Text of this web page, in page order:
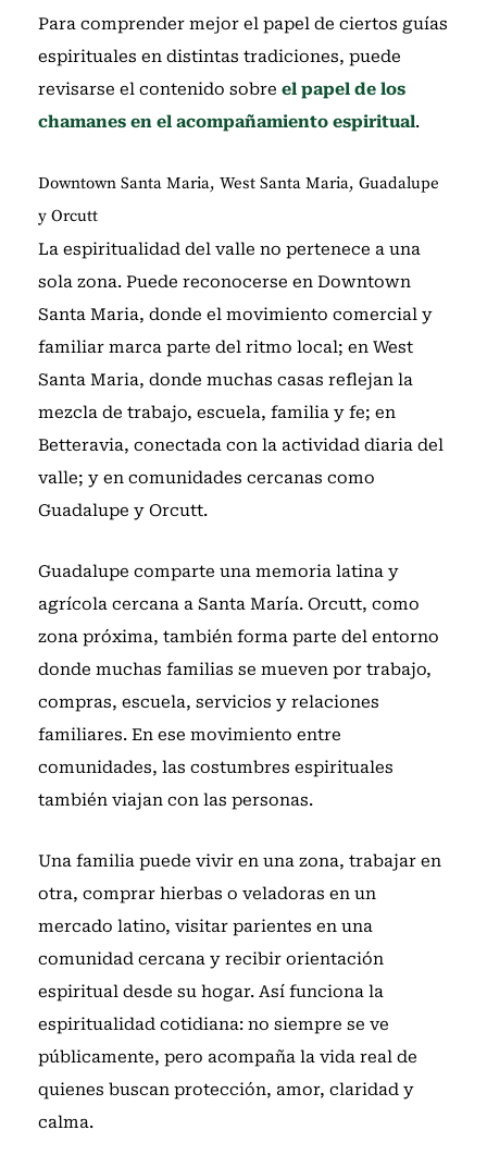
Para comprender mejor el papel de ciertos guías
espirituales en distintas tradiciones, puede
revisarse el contenido sobre el papel de los
chamanes en el acompañamiento espiritual.
Downtown Santa Maria, West Santa Maria, Guadalupe
y Orcutt
La espiritualidad del valle no pertenece a una
sola zona. Puede reconocerse en Downtown
Santa Maria, donde el movimiento comercial y
familiar marca parte del ritmo local; en West
Santa Maria, donde muchas casas reflejan la
mezcla de trabajo, escuela, familia y fe; en
Betteravia, conectada con la actividad diaria del
valle; y en comunidades cercanas como
Guadalupe y Orcutt.
Guadalupe comparte una memoria latina y
agrícola cercana a Santa María. Orcutt, como
zona próxima, también forma parte del entorno
donde muchas familias se mueven por trabajo,
compras, escuela, servicios y relaciones
familiares. En ese movimiento entre
comunidades, las costumbres espirituales
también viajan con las personas.
Una familia puede vivir en una zona, trabajar en
otra, comprar hierbas o veladoras en un
mercado latino, visitar parientes en una
comunidad cercana y recibir orientación
espiritual desde su hogar. Así funciona la
espiritualidad cotidiana: no siempre se ve
públicamente, pero acompaña la vida real de
quienes buscan protección, amor, claridad y
calma.